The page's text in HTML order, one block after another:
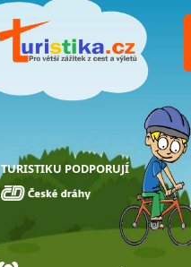
TURISTIKU PODPORUJÍ